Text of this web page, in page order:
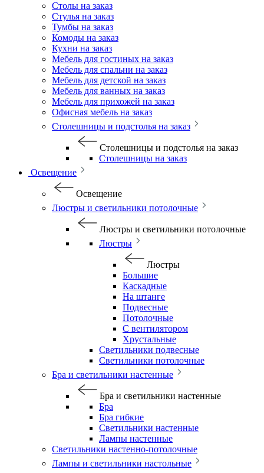
Столы на заказ
Стулья на заказ
Тумбы на заказ
Комоды на заказ
Кухни на заказ
Мебель для гостиных на заказ
Мебель для спальни на заказ
Мебель для детской на заказ
Мебель для ванных на заказ
Мебель для прихожей на заказ
Офисная мебель на заказ
Столешницы и подстолья на заказ
Столешницы и подстолья на заказ
Столешницы на заказ
Освещение
Освещение
Люстры и светильники потолочные
Люстры и светильники потолочные
Люстры
Люстры
Большие
Каскадные
На штанге
Подвесные
Потолочные
С вентилятором
Хрустальные
Светильники подвесные
Светильники потолочные
Бра и светильники настенные
Бра и светильники настенные
Бра
Бра гибкие
Светильники настенные
Лампы настенные
Светильники настенно-потолочные
Лампы и светильники настольные